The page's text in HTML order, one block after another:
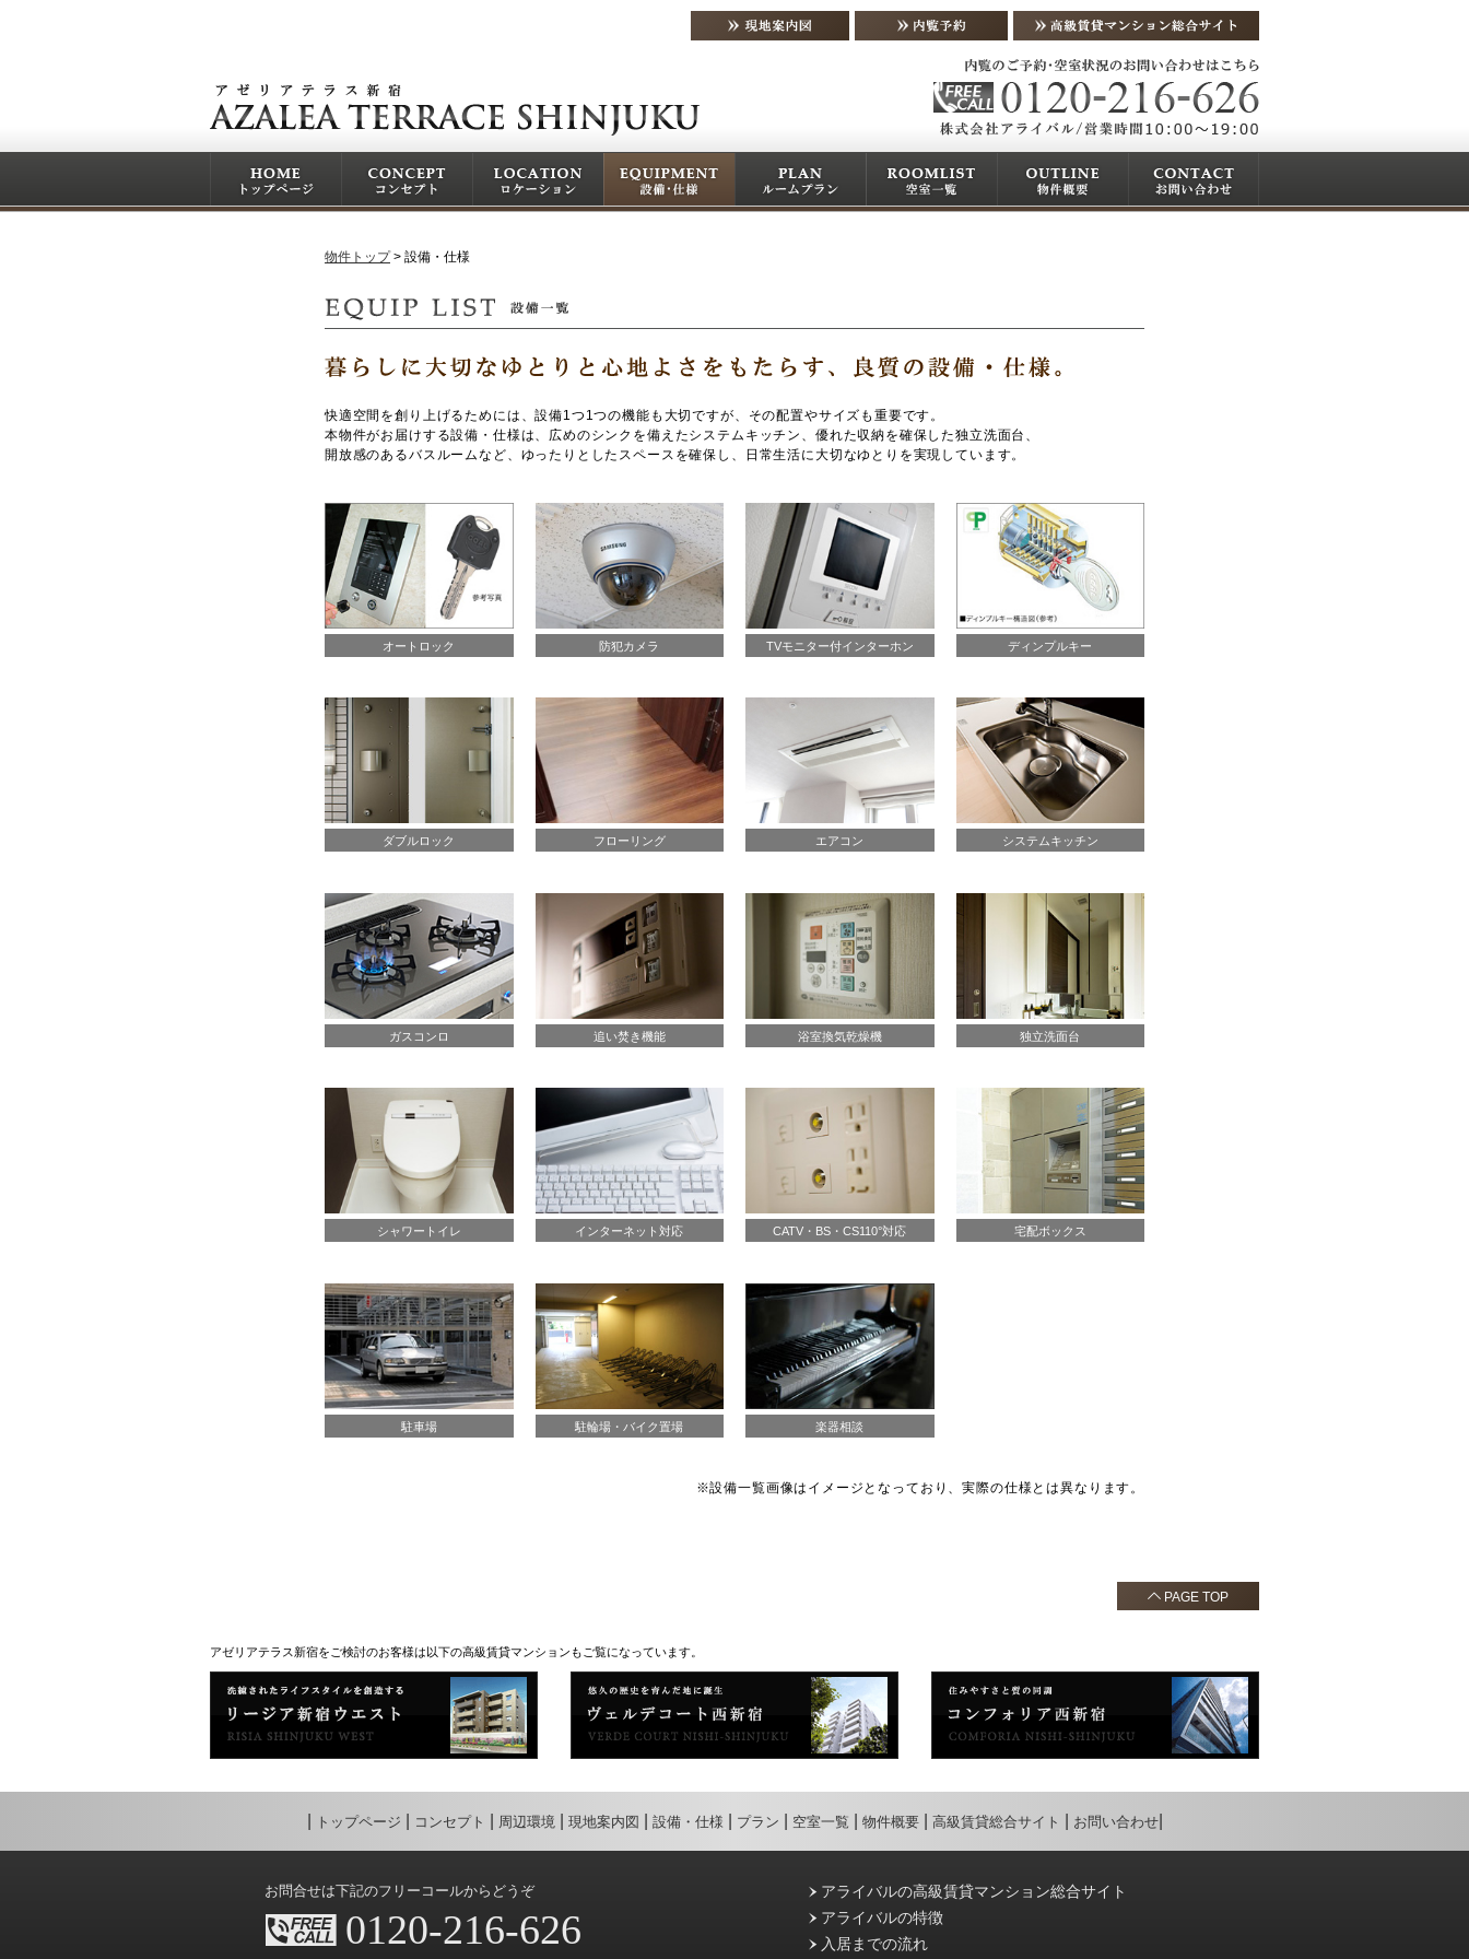
物件トップ 設備・仕様
快適空間を創り上げるためには、設備1つ1つの機能も大切ですが、その配置やサイズも重要です。
本物件がお届けする設備・仕様は、広めのシンクを備えたシステムキッチン、優れた収納を確保した独立洗面台、
開放感のあるバスルームなど、ゆったりとしたスペースを確保し、日常生活に大切なゆとりを実現しています。
オートロック 防犯カメラ TVモニター付インターホン ディンプルキー
ダブルロック フローリング エアコン システムキッチン
ガスコンロ 追い焚き機能 浴室換気乾燥機 独立洗面台
シャワートイレ インターネット対応 CATV・BS・CS110°対応 宅配ボックス
駐車場 駐輪場・バイク置場 楽器相談
※設備一覧画像はイメージとなっており、実際の仕様とは異なります。
PAGE TOP
アゼリアテラス新宿をご検討のお客様は以下の高級賃貸マンションもご覧になっています。
トップページ コンセプト 周辺環境 現地案内図 設備・仕様 プラン 空室一覧 物件概要 高級賃貸総合サイト お問い合わせ
お問合せは下記のフリーコールからどうぞ
0120-216-626
アライバルの高級賃貸マンション総合サイト
アライバルの特徴
入居までの流れ